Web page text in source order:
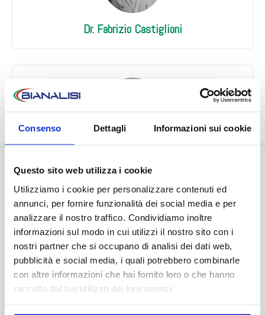
Consenso Dettagli Informazioni sui cookie
Questo sito web utilizza i cookie
Utilizziamo i cookie per personalizzare contenuti ed
annunci, per fornire funzionalità dei social media e per
analizzare il nostro traffico. Condividiamo inoltre
informazioni sul modo in cui utilizzi il nostro sito con i
nostri partner che si occupano di analisi dei dati web,
pubblicità e social media, i quali potrebbero combinarle
con altre informazioni che hai fornito loro o che hanno
raccolto dal tuo utilizzo dei loro servizi.
Dr. Fabrizio Castiglioni
Dr. Federico Volpi
AVVISO AI PAZIENTI
Durante il mese di agosto alcuni Centri potrebbero osservare
orari ridotti o periodi di chiusura.
👉 Vi invitiamo a consultare ilcalendario completo con le
variazioni di agosto.
Grazie.